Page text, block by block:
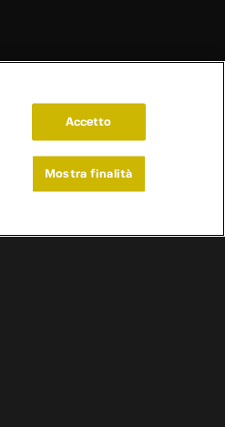
Accetto
Mostra finalità